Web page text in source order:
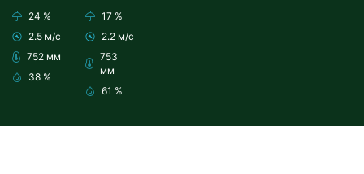
24 %
2.5 м/с
752 мм
38 %
17 %
2.2 м/с
753
мм
61 %